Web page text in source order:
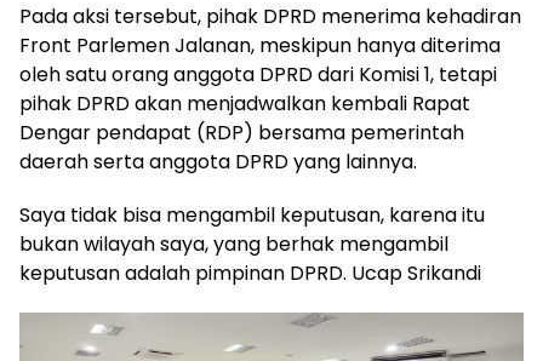
Pada aksi tersebut, pihak DPRD menerima kehadiran
Front Parlemen Jalanan, meskipun hanya diterima
oleh satu orang anggota DPRD dari Komisi 1, tetapi
pihak DPRD akan menjadwalkan kembali Rapat
Dengar pendapat (RDP) bersama pemerintah
daerah serta anggota DPRD yang lainnya.
Saya tidak bisa mengambil keputusan, karena itu
bukan wilayah saya, yang berhak mengambil
keputusan adalah pimpinan DPRD. Ucap Srikandi